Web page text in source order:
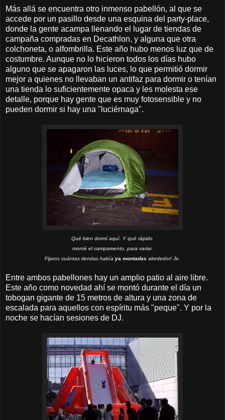
Más allá se encuentra otro inmenso pabellón, al que se
accede por un pasillo desde una esquina del party-place,
donde la gente acampa llenando el lugar de tiendas de
campaña compradas en Decathlon, y alguna que otra
colchoneta, o alfombrilla. Este año hubo menos luz que de
costumbre. Aunque no lo hicieron todos los días hubo
alguno que se apagaron las luces, lo que permitió dormir
mejor a quienes no llevaban un antifaz para dormir o tenían
una tienda lo suficientemente opaca y les molesta ese
detalle, porque hay gente que es muy fotosensible y no
pueden dormir si hay una "luciérnaga".
Qué bien dormí aquí. Y qué rápido
monté el campamento, para variar.
Fijaros cuántas tiendas había ya montadas alrededor! Je.
Entre ambos pabellones hay un amplio patio al aire libre.
Este año como novedad ahí se montó durante el día un
tobogan gigante de 15 metros de altura y una zona de
escalada para aquellos con espíritu más "peque". Y por la
noche se hacían sesiones de DJ.